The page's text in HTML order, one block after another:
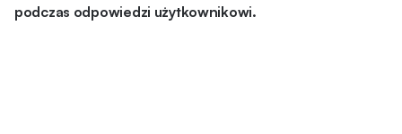
podczas odpowiedzi użytkownikowi.